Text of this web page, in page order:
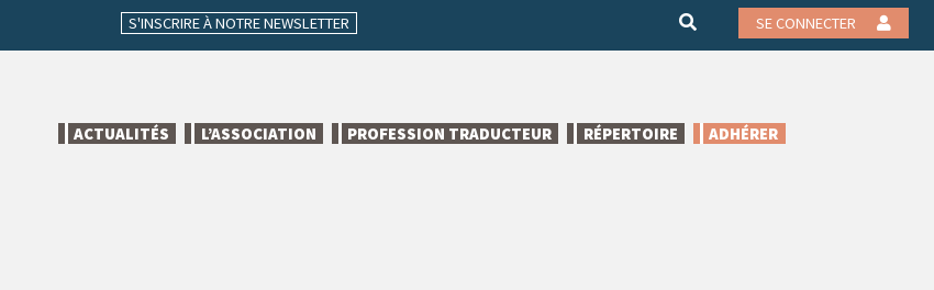
S'INSCRIRE À NOTRE NEWSLETTER SE CONNECTER
ACTUALITÉS L’ASSOCIATION PROFESSION TRADUCTEUR RÉPERTOIRE ADHÉRER